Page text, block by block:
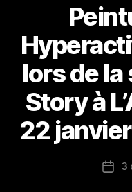
lors de la
Story à
22
Date
3